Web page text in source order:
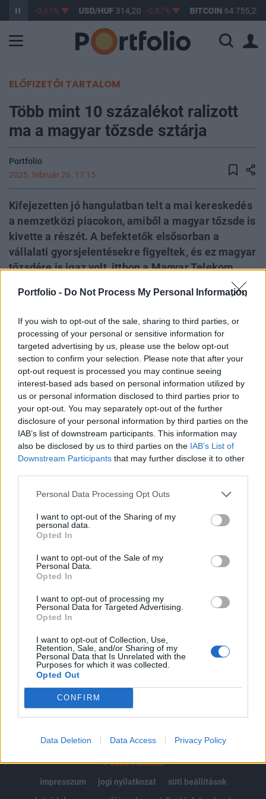
Portfolio - Do Not Process My Personal Information
If you wish to opt-out of the sale, sharing to third parties, or
processing of your personal or sensitive information for
targeted advertising by us, please use the below opt-out
section to confirm your selection. Please note that after your
opt-out request is processed you may continue seeing
interest-based ads based on personal information utilized by
us or personal information disclosed to third parties prior to
your opt-out. You may separately opt-out of the further
disclosure of your personal information by third parties on the
IAB’s list of downstream participants. This information may
also be disclosed by us to third parties on the IAB’s List of
Downstream Participants that may further disclose it to other
Personal Data Processing Opt Outs
I want to opt-out of the Sharing of my
personal data.
Opted In
I want to opt-out of the Sale of my
Personal Data.
Opted In
I want to opt-out of processing my
Personal Data for Targeted Advertising.
Opted In
I want to opt-out of Collection, Use,
Retention, Sale, and/or Sharing of my
Personal Data that Is Unrelated with the
Purposes for which it was collected.
Opted Out
CONFIRM
Data Deletion Data Access Privacy Policy
363,17 -0,61% USD/HUF 314,20 -0,87% BITCOIN 64 755,23
ELŐFIZETŐI TARTALOM
Több mint 10 százalékot ralizott
ma a magyar tőzsde sztárja
Portfolio
2025. február 26. 17:15
Kifejezetten jó hangulatban telt a mai kereskedés
a nemzetközi piacokon, amiből a magyar tőzsde is
kivette a részét. A befektetők elsősorban a
vállalati gyorsjelentésekre figyeltek, és ez magyar
tőzsdére is igaz volt, itthon a Magyar Telekom
friss eredményeire reagált pozitívan a piac. Végül
a Telekom árfolyama 11,5 százalékos pluszban
ma a BUX indexben.
Portfolio Investment Day 2026Október 21-én jön a Portfolio
Investment Day 2026, ahol a piac vezető szakértőivel
keressük a választ a befektetőket leginkább foglalkoztató
kérdésekre. Meddig tarthat az AI-rali, kik lehetnek a
következő évek nyertesei, mire számíthatunk a részvény-,
kötvény-, nyersanyag- és kriptopiacokon, és hogyan
érdemes portfóliót építeni egy gyorsan változó...
KEDVES OLVASÓNK!
A keresett cikk a portfolio.hu hírarchívumához
tartozik, melynek olvasása előfizetéses
regisztrációhoz kötött.
Az előfizetés a következőket tartalmazza:
Portfolio.hu teljes cikkarchívum
Kötéslisták: BÉT elmúlt 2 év napon belüli
kötéslistái
MÁR ELŐFIZETŐNK VAGY?BEJELENTKEZÉS
© 2026 Portfolio
impresszum
jogi nyilatkozat
süti beállítások